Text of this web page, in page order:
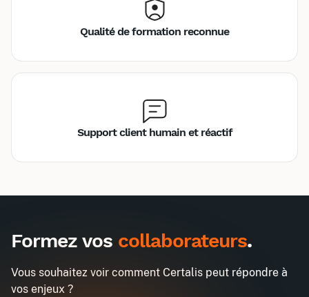
Qualité de formation reconnue
Support client humain et réactif
Prévenir et faire face au harcèlement
Entreprise*
Formez vos collaborateurs.
Vous souhaitez voir comment Certalis peut répondre à
vos enjeux ?